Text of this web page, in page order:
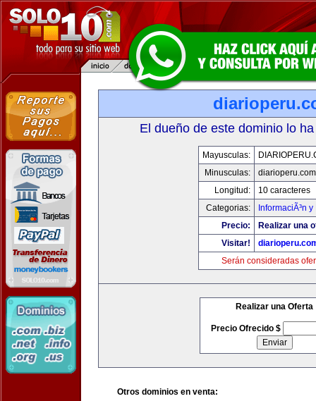
El dueño de este dominio lo
Mayusculas:
Minusculas:
diarioperu.com
Longitud:
10 caracteres
Categorias:
InformaciÃ³n
Precio:
Realizar una
Visitar!
Serán consideradas
Realizar una Oferta
Precio Ofrecido $
Otros dominios en venta: